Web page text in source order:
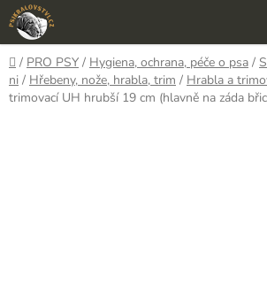
Přejít
na
obsah
Domů
/ PRO PSY / Hygiena, ochrana, péče o psa /
ni / Hřebeny, nože, hrabla, trim / Hrabla a
trimovací UH hrubší 19 cm (hlavně na záda